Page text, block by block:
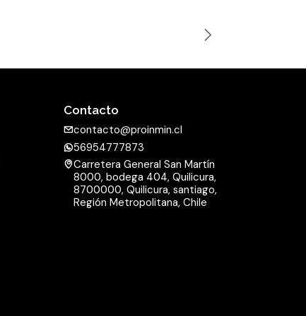
Contacto
contacto@proinmin.cl
56954777873
Carretera General San Martín
8000, bodega 404, Quilicura,
8700000, Quilicura, santiago,
Región Metropolitana, Chile